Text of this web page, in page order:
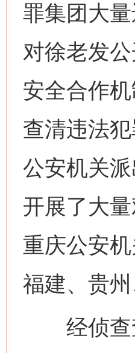
罪集团大
对徐老发
安全合作
查清违法
公安机关
开展了大
重庆公安
福建、贵
经侦查查